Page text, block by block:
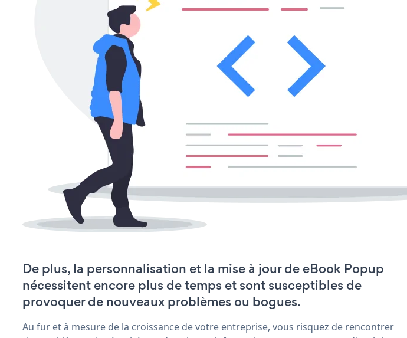
De plus, la personnalisation et la mise à jour de eBook Popup
nécessitent encore plus de temps et sont susceptibles de
provoquer de nouveaux problèmes ou bogues.
Au fur et à mesure de la croissance de votre entreprise, vous risquez de rencontrer